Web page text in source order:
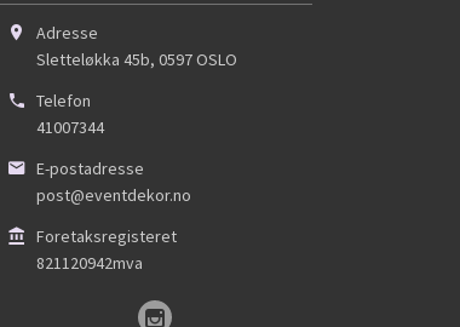
Adresse
Sletteløkka 45b, 0597OSLO
Telefon
41007344
E-postadresse
post@eventdekor.no
Foretaksregisteret
821120942mva